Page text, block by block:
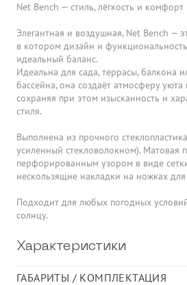
Net Bench — стиль, лёгкость и
Элегантная и воздушная, Net Bench —
в котором дизайн и
идеальный баланс.
Идеальна для сада, террасы, балкона
бассейна, она создаёт атмосферу
сохраняя при этом изысканность и
стиля.
Выполнена из прочного
усиленный стекловолокном). Матовая
перфорированным узором в виде
нескользящие накладки на ножках для
Подходит для любых погодных
солнцу.
Характеристики
ГАБАРИТЫ / КОМПЛЕКТАЦИЯ